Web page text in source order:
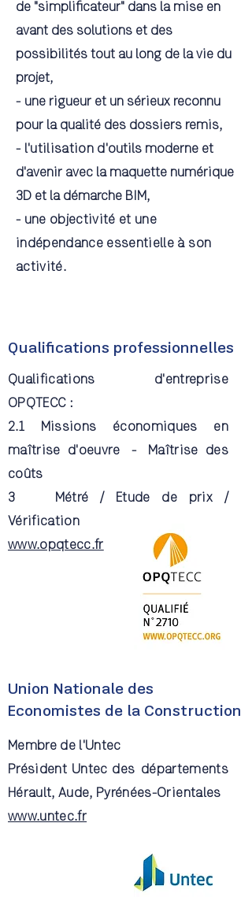
de "simplificateur" dans la mise en
avant des solutions et des
possibilités tout au long de la vie du
projet,
- une rigueur et un sérieux reconnu
pour la qualité des dossiers remis,
- l'utilisation d'outils moderne et
d'avenir avec la maquette numérique
3D et la démarche BIM,
- une objectivité et une
indépendance essentielle à son
activité.
Qualifications professionnelles
Qualifications d'entreprise
OPQTECC :
2.1 Missions économiques en
maîtrise d'oeuvre - Maîtrise des
coûts
3 Métré / Etude de prix /
Vérification
www.opqtecc.fr
Union Nationale des
Economistes de la Construction
Membre de l'Untec
Président Untec des départements
Hérault, Aude, Pyrénées-Orientales
www.untec.fr